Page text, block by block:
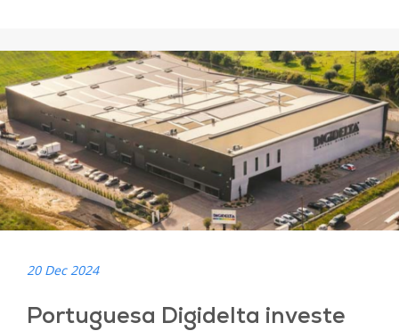
20 Dec 2024
Portuguesa Digidelta investe